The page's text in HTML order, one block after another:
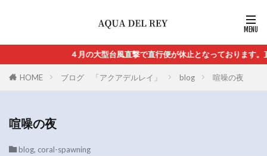
４月の大型台風直撃で直行便が休止となっております。直行便
HOME ブログ 「アクアデルレイ」 blog 喧噪の夜
喧噪の夜
blog, coral-spawning